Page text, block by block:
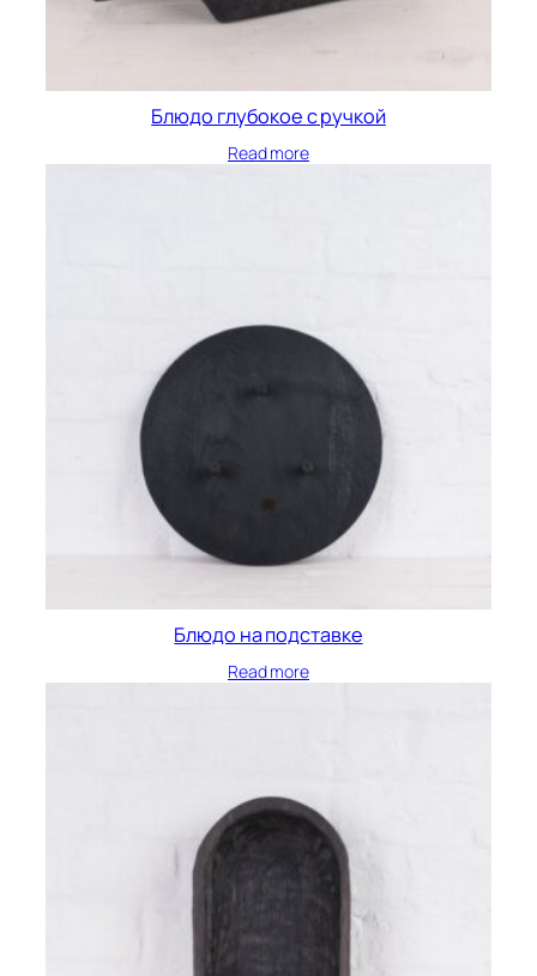
Блюдо глубокое с ручкой
Read more
Блюдо на подставке
Read more